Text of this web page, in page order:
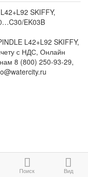
SKIFFY,
EK03B
L42+L92 SKIFFY,
с НДС, Онлайн
8 (800) 250-93-29,
Поиск Вид